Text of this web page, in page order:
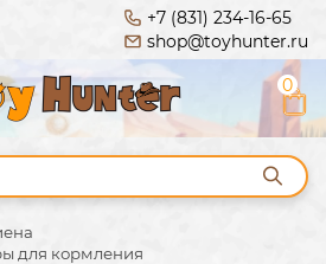
+7 (831) 234-16-65
shop@toyhunter.ru
0
для кормления